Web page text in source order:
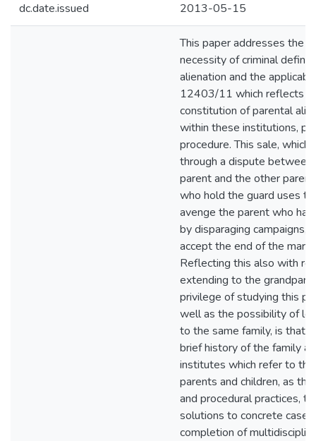
dc.date.issued 2013-05-15
This paper addresses the
necessity of criminal
alienation and the
12403/11 which reflects
constitution of parental
within these institutions,
procedure. This sale, which
through a dispute
parent and the other
who hold the guard uses
avenge the parent who
by disparaging campaigns,
accept the end of the
Reflecting this also with
extending to the
privilege of studying this
well as the possibility of
to the same family, is that
brief history of the family
institutes which refer to
parents and children, as
and procedural practices,
solutions to concrete
completion of